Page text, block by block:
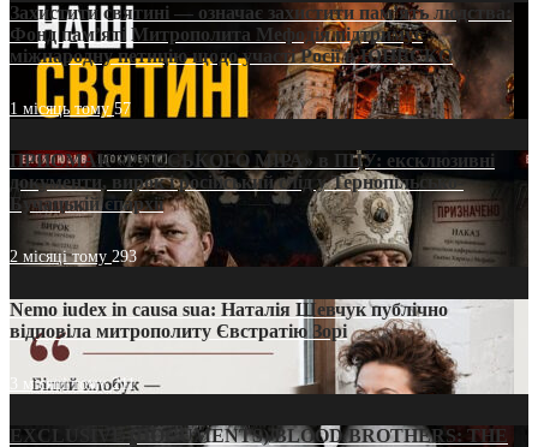
Захистити святині — означає захистити пам’ять людства:
Фонд пам’яті Митрополита Мефодія підтримує
міжнародну петицію щодо участі Росії в ЮНЕСКО
1 місяць тому57
ПРИСМАК «РУССЬКОГО МІРА» в ПЦУ: ексклюзивні
документи, вирок і російський слід у Тернопільсько-
Бучацькій єпархії
2 місяці тому 293
Nemo iudex in causa sua: Наталія Шевчук публічно
відповіла митрополиту Євстратію Зорі
3 місяці тому211
EXCLUSIVE (DOCUMENTS)/BLOOD BROTHERS: THE